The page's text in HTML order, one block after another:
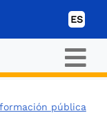
ES
pública